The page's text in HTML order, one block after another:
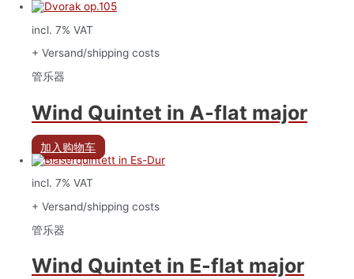
incl. 7% VAT
+ Versand/shipping costs
管乐器
Wind Quintet in A-flat major
加入购物车
incl. 7% VAT
+ Versand/shipping costs
管乐器
Wind Quintet in E-flat major